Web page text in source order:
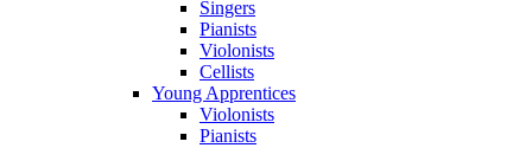
Singers
Pianists
Violonists
Cellists
Young Apprentices
Violonists
Pianists